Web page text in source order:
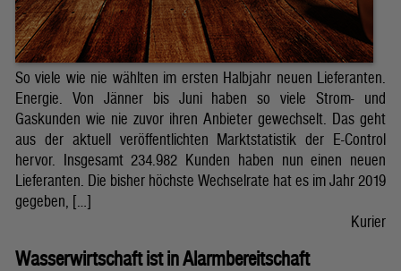
So viele wie nie wählten im ersten Halbjahr neuen Lieferanten.
Energie. Von Jänner bis Juni haben so viele Strom- und
Gaskunden wie nie zuvor ihren Anbieter gewechselt. Das geht
aus der aktuell veröffentlichten Marktstatistik der E-Control
hervor. Insgesamt 234.982 Kunden haben nun einen neuen
Lieferanten. Die bisher höchste Wechselrate hat es im Jahr 2019
gegeben, […]
Kurier
Wasserwirtschaft ist in Alarmbereitschaft